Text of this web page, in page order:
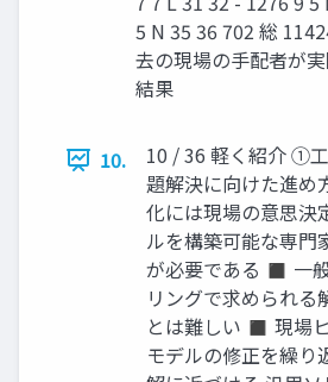
5 N 35 36 702 総
去の現場の手配者が
結果
10.
10 / 36 軽く紹介 ①
題解決に向けた進
化には現場の意思決
ルを構築可能な専門
が必要である ◼ 一
リングで求められる
とは難しい ◼ 現場
モデルの修正を繰り